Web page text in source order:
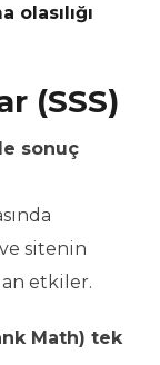
(SSS)
sonuç
sitenin
etkiler.
Math) tek